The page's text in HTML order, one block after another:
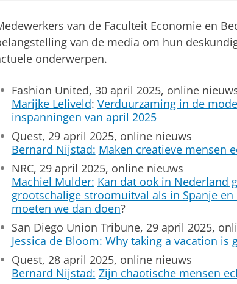
van de Faculteit Economie en
van de media om hun
onderwerpen.
Fashion United, 30 april 2025, online
Marijke Leliveld: Verduurzaming in de
inspanningen van april 2025
Quest, 29 april 2025, online nieuws
Bernard Nijstad: Maken creatieve mensen
NRC, 29 april 2025, online nieuws
Machiel Mulder: Kan dat ook in Nederland
grootschalige stroomuitval als in Spanje en
moeten we dan doen?
San Diego Union Tribune, 29 april 2025,
Jessica de Bloom: Why taking a vacation is
Quest, 28 april 2025, online nieuws
Bernard Nijstad: Zijn chaotische mensen